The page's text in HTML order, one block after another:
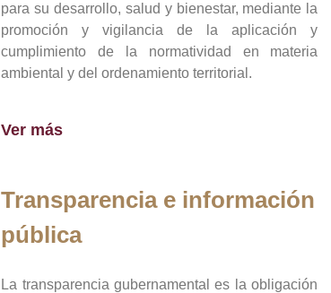
para su desarrollo, salud y bienestar, mediante la
promoción y vigilancia de la aplicación y
cumplimiento de la normatividad en materia
ambiental y del ordenamiento territorial.
Ver más
Transparencia e información
pública
La transparencia gubernamental es la obligación